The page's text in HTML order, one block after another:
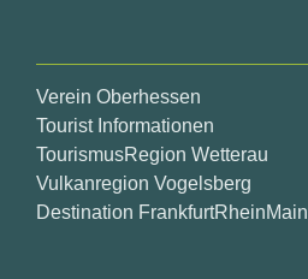
Verein Oberhessen
Tourist Informationen
TourismusRegion Wetterau
Vulkanregion Vogelsberg
Destination FrankfurtRheinMain